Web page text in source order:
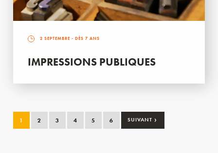
2 SEPTEMBRE - DÈS 7 ANS
IMPRESSIONS PUBLIQUES
1 2 3 4 5 6 SUIVANT ›